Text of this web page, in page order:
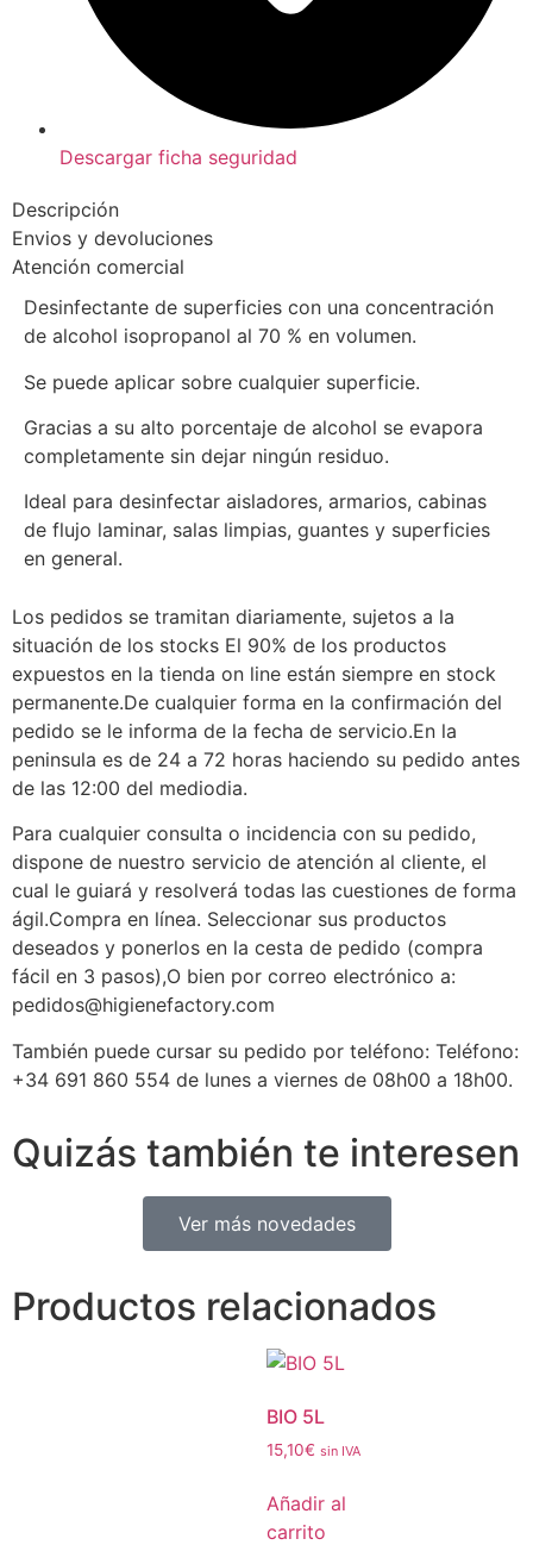
Descargar ficha seguridad
Descripción
Envios y devoluciones
Atención comercial
Desinfectante de superficies con una concentración
de alcohol isopropanol al 70 % en volumen.
Se puede aplicar sobre cualquier superficie.
Gracias a su alto porcentaje de alcohol se evapora
completamente sin dejar ningún residuo.
Ideal para desinfectar aisladores, armarios, cabinas
de flujo laminar, salas limpias, guantes y superficies
en general.
Los pedidos se tramitan diariamente, sujetos a la
situación de los stocks El 90% de los productos
expuestos en la tienda on line están siempre en stock
permanente.De cualquier forma en la confirmación del
pedido se le informa de la fecha de servicio.En la
peninsula es de 24 a 72 horas haciendo su pedido antes
de las 12:00 del mediodia.
Para cualquier consulta o incidencia con su pedido,
dispone de nuestro servicio de atención al cliente, el
cual le guiará y resolverá todas las cuestiones de forma
ágil.Compra en línea. Seleccionar sus productos
deseados y ponerlos en la cesta de pedido (compra
fácil en 3 pasos),O bien por correo electrónico a:
pedidos@higienefactory.com
También puede cursar su pedido por teléfono: Teléfono:
+34 691 860 554 de lunes a viernes de 08h00 a 18h00.
Quizás también te interesen
Ver más novedades
Productos relacionados
BIO 5L
15,10€ sin IVA
Añadir al
carrito